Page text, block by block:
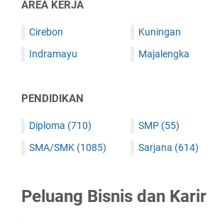
AREA KERJA
Cirebon
Indramayu
Kuningan
Majalengka
PENDIDIKAN
Diploma (710)
SMA/SMK (1085)
SMP (55)
Sarjana (614)
Peluang Bisnis dan Karir